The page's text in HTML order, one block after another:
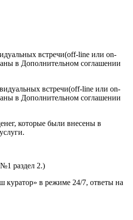
встречи(off-line или on-
в Дополнительном соглашении
встречи(off-line или on-
в Дополнительном соглашении
которые были внесены в
раздел 2.)
куратор» в режиме 24/7, ответы на